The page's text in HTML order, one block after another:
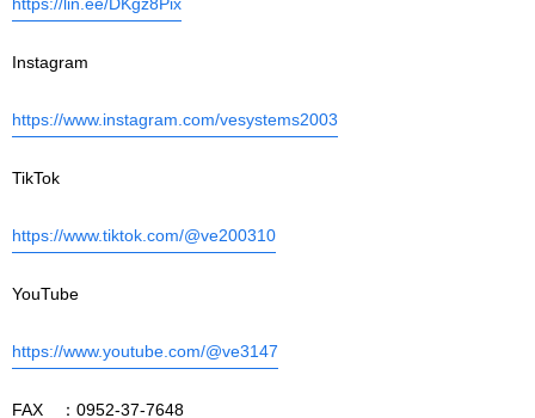
Instagram
https://www.instagram.com/vesystems2003
TikTok
https://www.tiktok.com/@ve200310
YouTube
https://www.youtube.com/@ve3147
FAX ：0952-37-7648